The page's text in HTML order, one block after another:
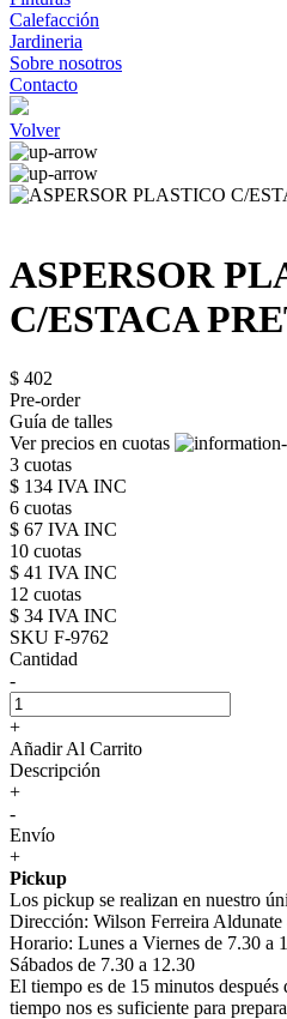
Calefacción
Jardineria
Sobre nosotros
Contacto
Volver
ASPERSOR
C/ESTACA
$ 402
Pre-order
Guía de talles
Ver precios en cuotas
3 cuotas
$ 134 IVA INC
6 cuotas
$ 67 IVA INC
10 cuotas
$ 41 IVA INC
12 cuotas
$ 34 IVA INC
SKU F-9762
Cantidad
-
+
Añadir Al Carrito
Descripción
+
-
Envío
+
Pickup
Los pickup se realizan en nuestro
Dirección: Wilson Ferreira Aldunate
Horario: Lunes a Viernes de 7.30 a
Sábados de 7.30 a 12.30
El tiempo es de 15 minutos después
tiempo nos es suficiente para